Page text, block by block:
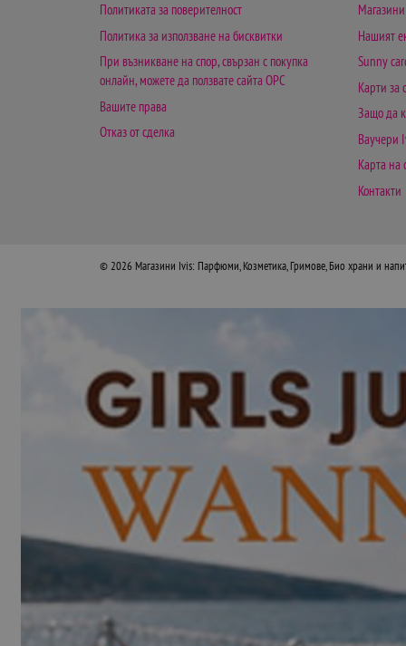
Политиката за поверителност
Политика за използване на бисквитки
При възникване на спор, свързан с покупка
онлайн, можете да ползвате сайта ОРС
Вашите права
Отказ от сделка
Магазини
Нашият
Sunny
Карти за
Защо да
Ваучери
Карта на
Контакти
© 2026 Магазини Ivis: Парфюми, Козметика, Гримове, Био храни и